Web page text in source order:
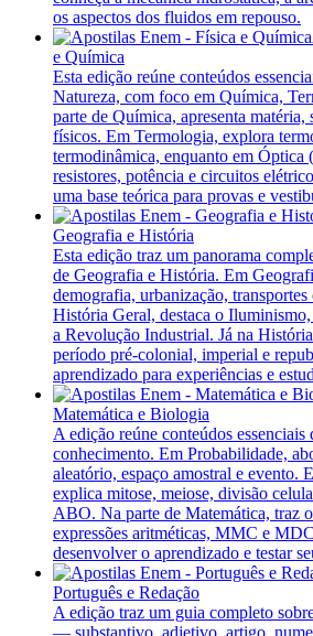
os aspectos dos fluidos em repouso.
e Química
Esta edição reúne conteúdos
Natureza, com foco em Química,
parte de Química, apresenta matéria,
físicos. Em Termologia, explora
termodinâmica, enquanto em Óptica
resistores, potência e circuitos
uma base teórica para provas e
Geografia e História
Esta edição traz um panorama
de Geografia e História. Em
demografia, urbanização,
História Geral, destaca o
a Revolução Industrial. Já na
período pré-colonial, imperial e
aprendizado para experiências e
Matemática e Biologia
A edição reúne conteúdos essenciais
conhecimento. Em Probabilidade,
aleatório, espaço amostral e evento.
explica mitose, meiose, divisão
ABO. Na parte de Matemática, traz
expressões aritméticas, MMC e
desenvolver o aprendizado e testar
Português e Redação
A edição traz um guia completo
— substantivo, adjetivo, artigo,